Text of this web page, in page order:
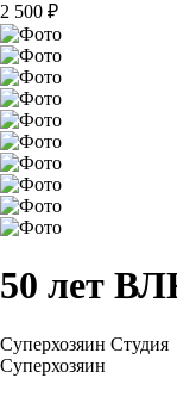
2 500 ₽
50 лет
Суперхозяин Студия
Суперхозяин